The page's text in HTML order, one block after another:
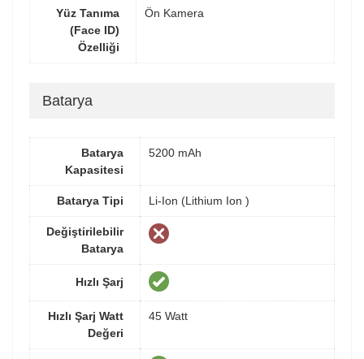
Yüz Tanıma
(Face ID)
Özelliği
Ön Kamera
Batarya
Batarya
Kapasitesi
5200 mAh
Batarya Tipi Li-Ion (Lithium Ion )
Değiştirilebilir
Batarya
Hızlı Şarj
Hızlı Şarj Watt
Değeri
45 Watt